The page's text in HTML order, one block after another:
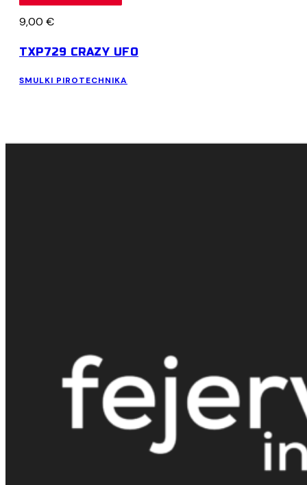
9,00 €
TXP729 CRAZY UFO
SMULKI PIROTECHNIKA